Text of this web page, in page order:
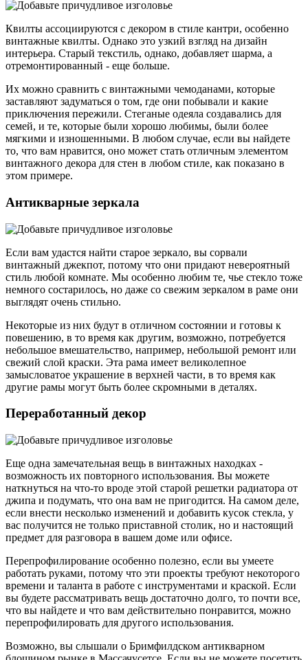
Квилты ассоциируются с декором в стиле кантри, особенно
винтажные квилты. Однако это узкий взгляд на дизайн
интерьера. Старый текстиль, однако, добавляет шарма, а
отремонтированный - еще больше.
Их можно сравнить с винтажными чемоданами, которые
заставляют задуматься о том, где они побывали и какие
приключения пережили. Стеганые одеяла создавались для
семей, и те, которые были хорошо любимы, были более
мягкими и изношенными. В любом случае, если вы найдете
то, что вам нравится, оно может стать отличным элементом
винтажного декора для стен в любом стиле, как показано в
этом примере.
Антикварные зеркала
Если вам удастся найти старое зеркало, вы сорвали
винтажный джекпот, потому что они придают невероятный
стиль любой комнате. Мы особенно любим те, чье стекло тоже
немного состарилось, но даже со свежим зеркалом в раме они
выглядят очень стильно.
Некоторые из них будут в отличном состоянии и готовы к
повешению, в то время как другим, возможно, потребуется
небольшое вмешательство, например, небольшой ремонт или
свежий слой краски. Эта рама имеет великолепное
замысловатое украшение в верхней части, в то время как
другие рамы могут быть более скромными в деталях.
Переработанный декор
Еще одна замечательная вещь в винтажных находках -
возможность их повторного использования. Вы можете
наткнуться на что-то вроде этой старой решетки радиатора от
джипа и подумать, что она вам не пригодится. На самом деле,
если внести несколько изменений и добавить кусок стекла, у
вас получится не только приставной столик, но и настоящий
предмет для разговора в вашем доме или офисе.
Перепрофилирование особенно полезно, если вы умеете
работать руками, потому что эти проекты требуют некоторого
времени и таланта в работе с инструментами и краской. Если
вы будете рассматривать вещь достаточно долго, то почти все,
что вы найдете и что вам действительно понравится, можно
перепрофилировать для другого использования.
Возможно, вы слышали о Бримфилдском антикварном